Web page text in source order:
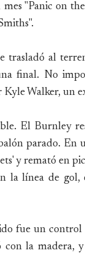
mes "Panic on
trasladó al
final. No
Kyle Walker, un
El Burnley
parado. En
y remató en
la línea de
fue un control
con la madera,